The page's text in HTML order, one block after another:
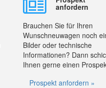
anfordern
Brauchen Sie für Ihren
Wunschneuwagen noch
Bilder oder technische
Informationen? Dann
Ihnen gerne einen
Prospekt anfordern »